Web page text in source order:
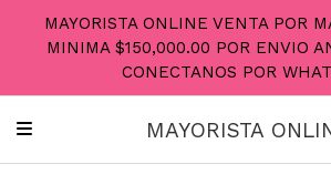
MAYORISTA ONLINE VENTA POR
MINIMA $150,000.00 POR ENVIO
CONECTANOS POR
MAYORISTA